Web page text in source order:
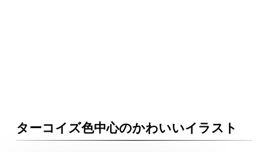
ターコイズ色中心のかわいいイラスト